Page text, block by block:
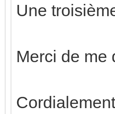
Une
Merci de me